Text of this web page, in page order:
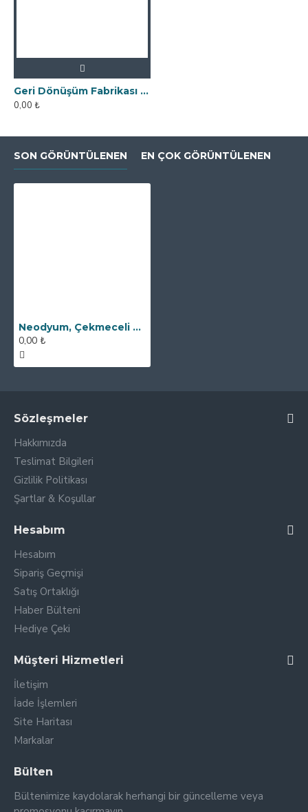
Geri Dönüşüm Fabrikası İçin Kolay Temizlenebilir Neodyum Elek Mıknatıs
0,00 ₺
SON GÖRÜNTÜLENEN EN ÇOK GÖRÜNTÜLENEN
Neodyum, Çekmeceli Kovan Tipi Elek Mıknatıs
0,00 ₺
Sözleşmeler
Hakkımızda
Teslimat Bilgileri
Gizlilik Politikası
Şartlar & Koşullar
Hesabım
Hesabım
Sipariş Geçmişi
Satış Ortaklığı
Haber Bülteni
Hediye Çeki
Müşteri Hizmetleri
İletişim
İade İşlemleri
Site Haritası
Markalar
Bülten
Bültenimize kaydolarak herhangi bir güncelleme veya